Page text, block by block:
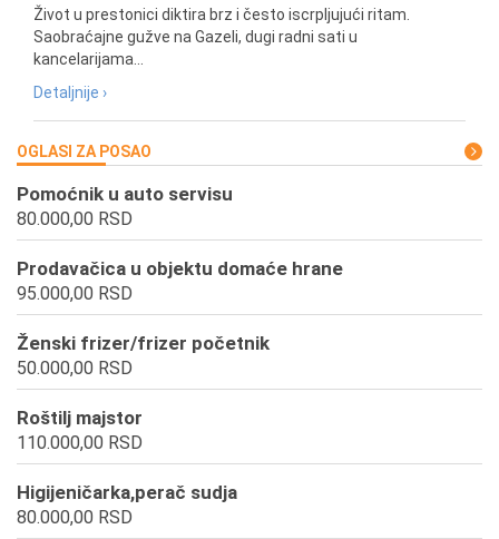
Život u prestonici diktira brz i često iscrpljujući ritam.
Saobraćajne gužve na Gazeli, dugi radni sati u
kancelarijama...
Detaljnije ›
OGLASI ZA POSAO
Pomoćnik u auto servisu
80.000,00 RSD
Prodavačica u objektu domaće hrane
95.000,00 RSD
Ženski frizer/frizer početnik
50.000,00 RSD
Roštilj majstor
110.000,00 RSD
Higijeničarka,perač sudja
80.000,00 RSD